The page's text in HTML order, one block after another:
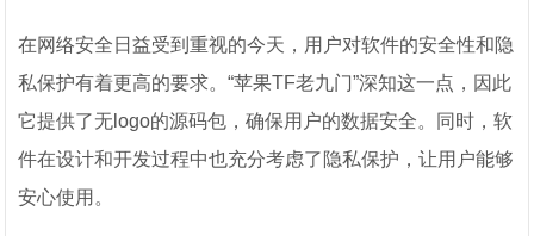
在网络安全日益受到重视的今天，用户对软件的安全性和隐
私保护有着更高的要求。“苹果TF老九门”深知这一点，因此
它提供了无logo的源码包，确保用户的数据安全。同时，软
件在设计和开发过程中也充分考虑了隐私保护，让用户能够
安心使用。